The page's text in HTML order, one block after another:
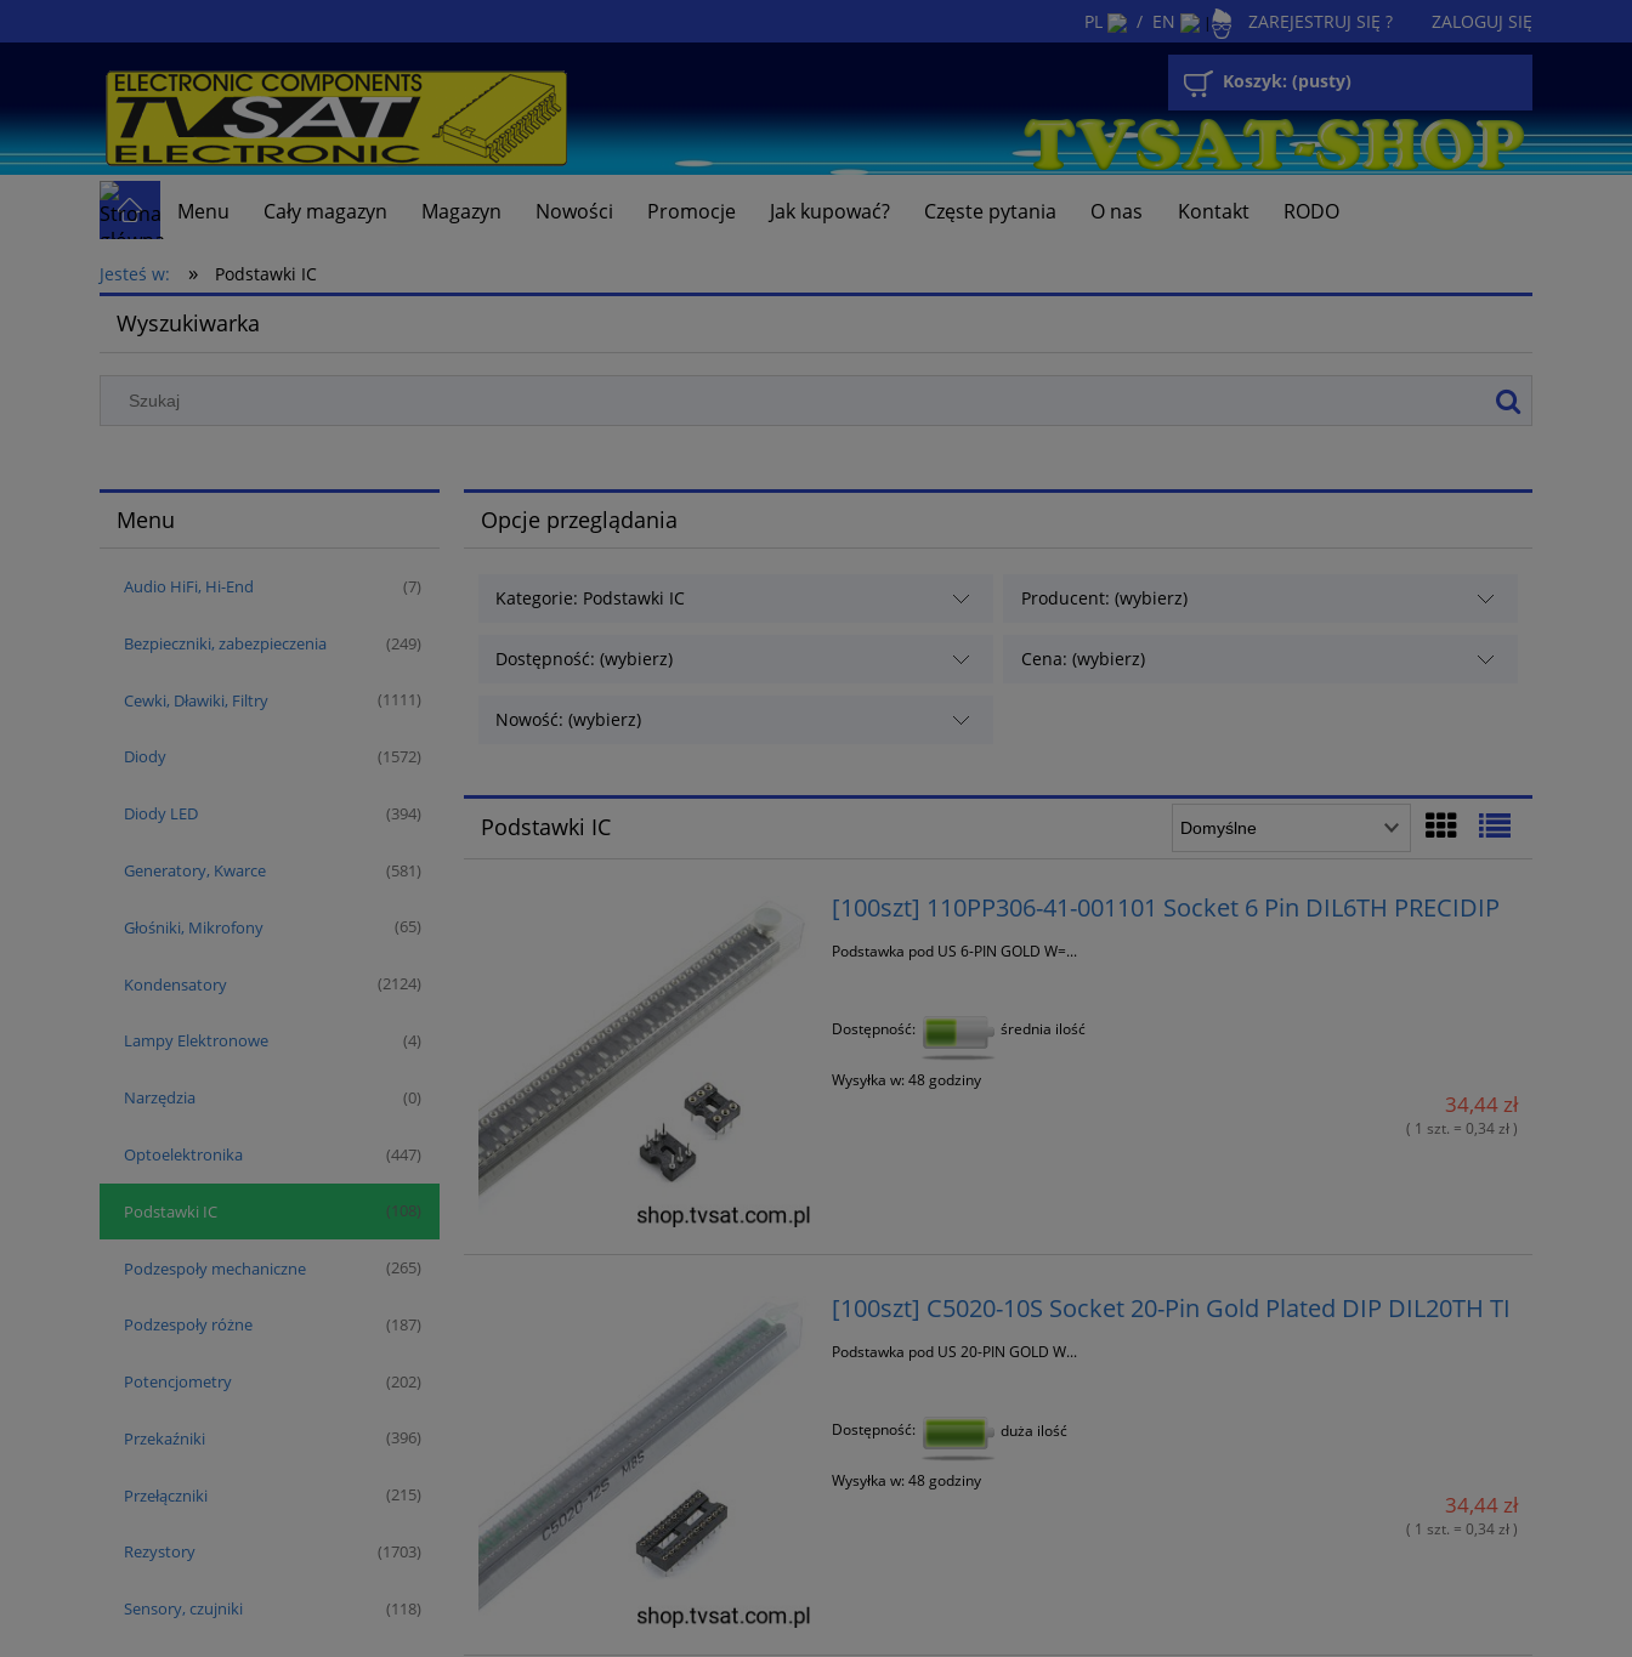
PL / EN | ZAREJESTRUJ SIĘ ? ZALOGUJ SIĘ
Koszyk: (pusty)
Menu Cały magazyn Magazyn Nowości Promocje Jak kupować? Częste pytania O nas Kontakt RODO
Jesteś w: » Podstawki IC
Wyszukiwarka
Menu
Audio HiFi, Hi-End (7)
Bezpieczniki, zabezpieczenia (249)
Cewki, Dławiki, Filtry (1111)
Diody (1572)
Diody LED (394)
Generatory, Kwarce (581)
Głośniki, Mikrofony (65)
Kondensatory (2124)
Lampy Elektronowe (4)
Narzędzia (0)
Optoelektronika (447)
Podstawki IC (108)
Podzespoły mechaniczne (265)
Podzespoły różne (187)
Potencjometry (202)
Przekaźniki (396)
Przełączniki (215)
Rezystory (1703)
Sensory, czujniki (118)
Opcje przeglądania
Kategorie: Podstawki IC Producent: (wybierz)
Dostępność: (wybierz) Cena: (wybierz)
Nowość: (wybierz)
Podstawki IC
[100szt] 110PP306-41-001101 Socket 6 Pin DIL6TH PRECIDIP
Podstawka pod US 6-PIN GOLD W=...
Dostępność: średnia ilość
Wysyłka w: 48 godziny
34,44 zł
( 1 szt. = 0,34 zł )
[100szt] C5020-10S Socket 20-Pin Gold Plated DIP DIL20TH TI
Podstawka pod US 20-PIN GOLD W...
Dostępność: duża ilość
Wysyłka w: 48 godziny
34,44 zł
( 1 szt. = 0,34 zł )